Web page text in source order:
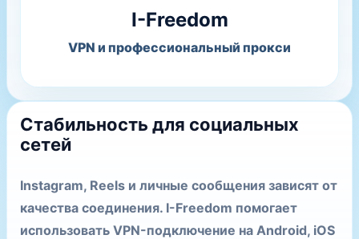
I-Freedom
VPN и профессиональный прокси
Стабильность для социальных
сетей
Instagram, Reels и личные сообщения зависят от
качества соединения. I-Freedom помогает
использовать VPN-подключение на Android, iOS